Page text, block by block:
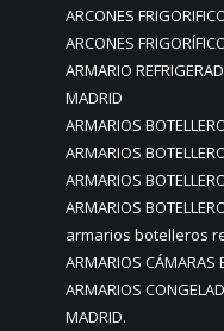
ARCONES
ARCONES
ARMARIO
MADRID
ARMARIOS
ARMARIOS
ARMARIOS
ARMARIOS
armarios botelleros
ARMARIOS CÁMARAS
ARMARIOS
MADRID.